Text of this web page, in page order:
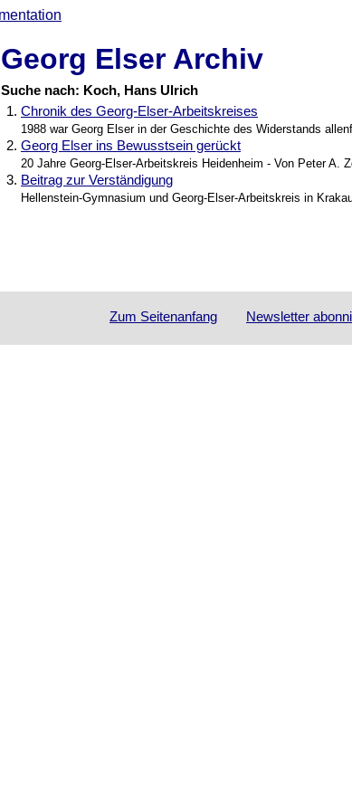
Georg Elser Archiv
Suche nach: Koch, Hans Ulrich
1. Chronik des Georg-Elser-Arbeitskreises
1988 war Georg Elser in der Geschichte des Widerstands
2. Georg Elser ins Bewusstsein gerückt
20 Jahre Georg-Elser-Arbeitskreis Heidenheim - Von Peter A.
3. Beitrag zur Verständigung
Hellenstein-Gymnasium und Georg-Elser-Arbeitskreis in
Zum Seitenanfang Newsletter